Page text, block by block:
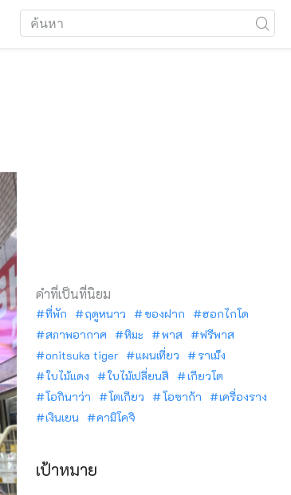
คำที่เป็นที่นิยม
ที่พัก ฤดูหนาว ของฝาก
ฮอกไกโด
สภาพอากาศ
หิมะ พาส
ฟรีพาส
onitsuka tiger
แผนเที่ยว
ราเม็ง
ใบไม้แดง
ใบไม้เปลี่ยนสี
เกียวโต
โอกินาว่า
โตเกียว โอซาก้า
เครื่องราง
เงินเยน
คามิโคจิ
เป้าหมาย